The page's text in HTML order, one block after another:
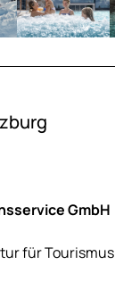
GmbH
für Tourismus